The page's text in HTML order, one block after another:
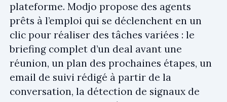
plateforme. Modjo propose des agents
prêts à l’emploi qui se déclenchent en un
clic pour réaliser des tâches variées : le
briefing complet d’un deal avant une
réunion, un plan des prochaines étapes, un
email de suivi rédigé à partir de la
conversation, la détection de signaux de